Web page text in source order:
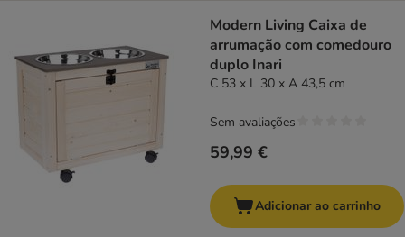
Modern Living Caixa de
arrumação com comedouro
duplo Inari
C 53 x L 30 x A 43,5 cm
59,99 €
Sem avaliações
Adicionar ao carrinho